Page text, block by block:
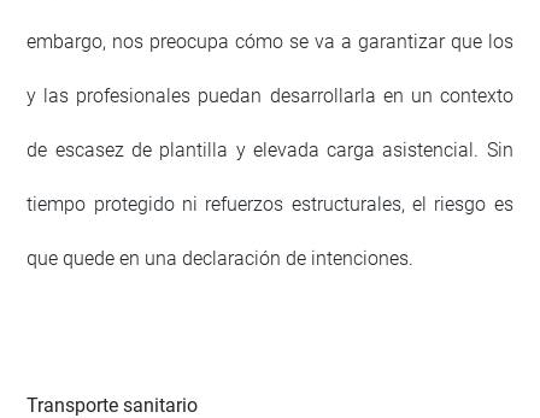
embargo, nos preocupa cómo se va a garantizar que los
y las profesionales puedan desarrollarla en un contexto
de escasez de plantilla y elevada carga asistencial. Sin
tiempo protegido ni refuerzos estructurales, el riesgo es
que quede en una declaración de intenciones.
Transporte sanitario